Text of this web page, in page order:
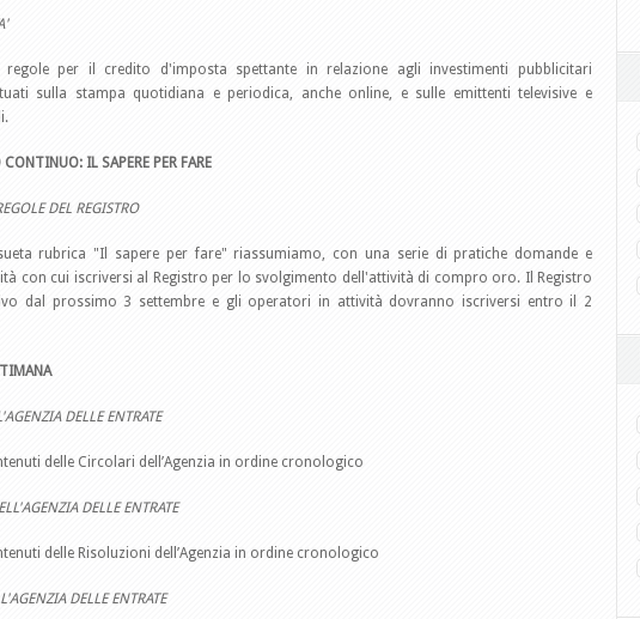
per il credito d'imposta spettante in relazione agli investimenti pubblicitari
sulla stampa quotidiana e periodica, anche online, e sulle emittenti televisive e
IL SAPERE PER FARE
DEL REGISTRO
rubrica "Il sapere per fare" riassumiamo, con una serie di pratiche domande e
con cui iscriversi al Registro per lo svolgimento dell'attività di compro oro. Il Registro
dal prossimo 3 settembre e gli operatori in attività dovranno iscriversi entro il 2
DELLE ENTRATE
delle Circolari dell’Agenzia in ordine cronologico
DELLE ENTRATE
delle Risoluzioni dell’Agenzia in ordine cronologico
DELLE ENTRATE